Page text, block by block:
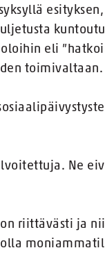
eli
toimivaltaan.
Ne
riittävästi ja